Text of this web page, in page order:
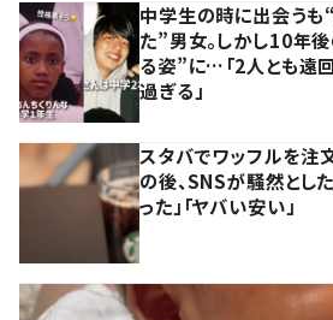
中学生の時に出会う
た”男女。しかし10年
る姿”に…「2人とも遠
過ぎる」
スタバでワッフルを注
の後、SNSが騒然とし
った」「ヤバい安い」